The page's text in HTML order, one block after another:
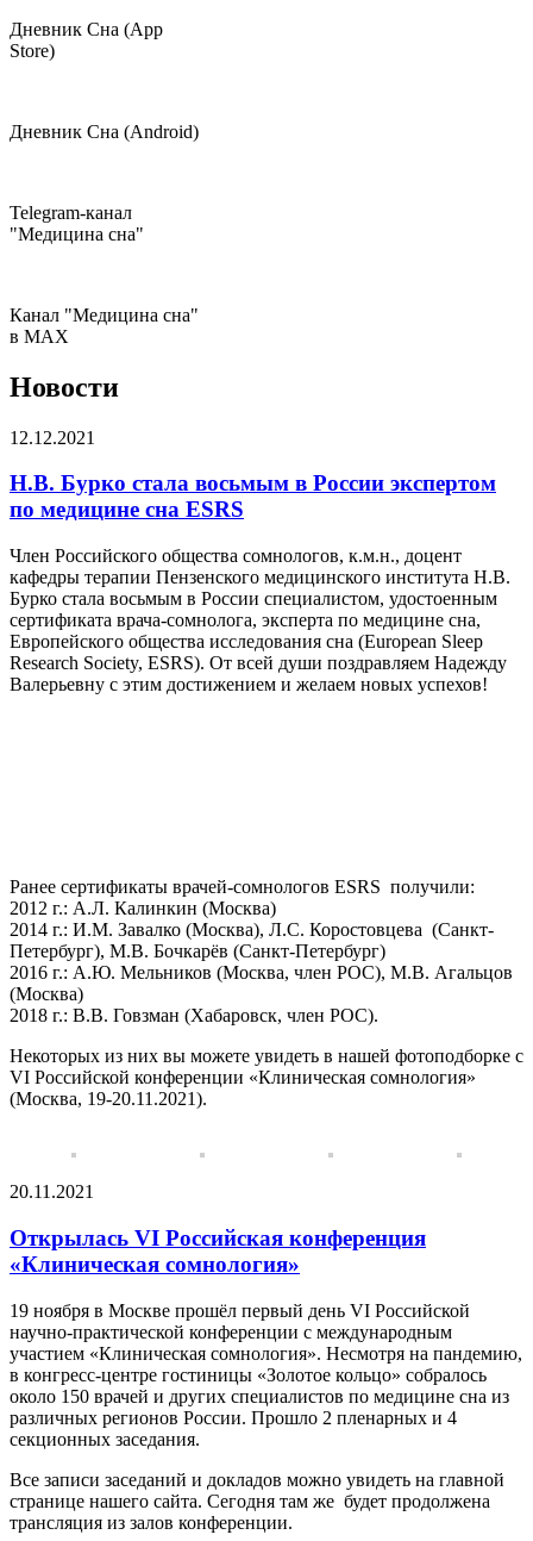
Дневник Сна (App
Store)
Дневник Сна (Android)
Telegram-канал
"Медицина сна"
Канал "Медицина сна"
в МAX
Новости
12.12.2021
Н.В. Бурко стала восьмым в России экспертом
по медицине сна ESRS
Член Российского общества сомнологов, к.м.н., доцент
кафедры терапии Пензенского медицинского института Н.В.
Бурко стала восьмым в России специалистом, удостоенным
сертификата врача-сомнолога, эксперта по медицине сна,
Европейского общества исследования сна (European Sleep
Research Society, ESRS). От всей души поздравляем Надежду
Валерьевну с этим достижением и желаем новых успехов!
Ранее сертификаты врачей-сомнологов ESRS получили:
2012 г.: А.Л. Калинкин (Москва)
2014 г.: И.М. Завалко (Москва), Л.С. Коростовцева (Санкт-
Петербург), М.В. Бочкарёв (Санкт-Петербург)
2016 г.: А.Ю. Мельников (Москва, член РОС), М.В. Агальцов
(Москва)
2018 г.: В.В. Говзман (Хабаровск, член РОС).
Некоторых из них вы можете увидеть в нашей фотоподборке с
VI Российской конференции «Клиническая сомнология»
(Москва, 19-20.11.2021).
20.11.2021
Открылась VI Российская конференция
«Клиническая сомнология»
19 ноября в Москве прошёл первый день VI Российской
научно-практической конференции с международным
участием «Клиническая сомнология». Несмотря на пандемию,
в конгресс-центре гостиницы «Золотое кольцо» собралось
около 150 врачей и других специалистов по медицине сна из
различных регионов России. Прошло 2 пленарных и 4
секционных заседания.
Все записи заседаний и докладов можно увидеть на главной
странице нашего сайта. Сегодня там же будет продолжена
трансляция из залов конференции.